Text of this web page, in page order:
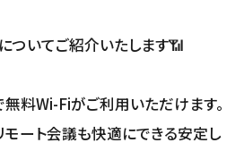
ついてご紹介いたします📶
料Wi-Fiがご利用いただけます。
ート会議も快適にできる安定し